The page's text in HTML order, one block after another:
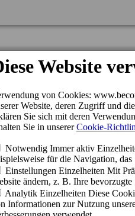
Ramiro hat sich
erreichbar. Die
Extra. Eine
Bernd Siegner-10/06/